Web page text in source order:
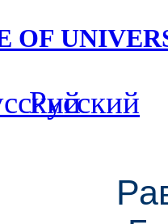
OF
Русский